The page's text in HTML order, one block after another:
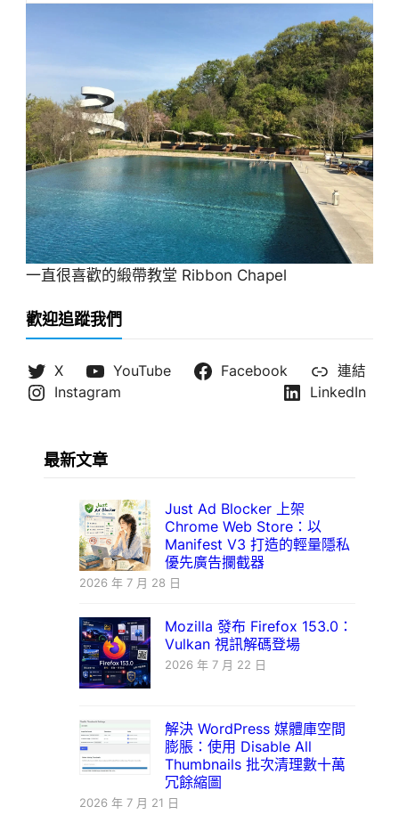
一直很喜歡的緞帶教堂 Ribbon Chapel
歡迎追蹤我們
X YouTube Facebook
連結
Instagram
LinkedIn
最新文章
Just Ad Blocker 上架
Chrome Web Store：以
Manifest V3 打造的輕量隱私
優先廣告攔截器
2026 年 7 月 28 日
Mozilla 發布 Firefox 153.0：
Vulkan 視訊解碼登場
2026 年 7 月 22 日
解決 WordPress 媒體庫空間
膨脹：使用 Disable All
Thumbnails 批次清理數十萬
冗餘縮圖
2026 年 7 月 21 日